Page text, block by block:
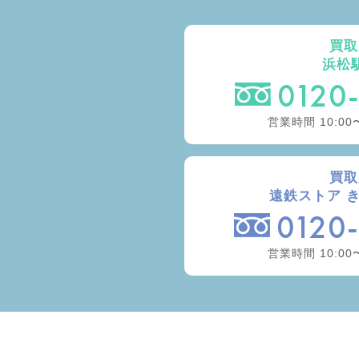
買
浜松
営業時間 10:00
買
遠鉄ストア
営業時間 10:00